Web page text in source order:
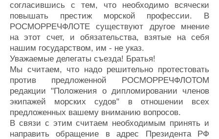
согласившись с тем, что необходимо всячески
повышать престиж морской профессии. В
РОСМОРРЕЧФЛОТЕ существуют другое мнение
на этот счет, и обязательства, взятые на себя
нашим государством, им - не указ.
Уважаемые делегаты съезда! Братья!
Мы считаем, что надо решительно протестовать
против предложенной РОСМОРРЕЧФЛОТОМ
редакции "Положения о дипломировании членов
экипажей морских судов" в отношении всех
предложенных вашему вниманию вопросов.
В связи с этим считаем необходимым принять и
направить обращение в адрес Президента РФ